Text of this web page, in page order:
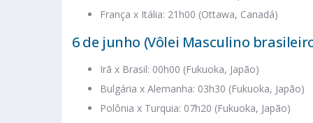
França x Itália: 21h00 (Ottawa, Canadá)
6 de junho (Vôlei Masculino
Irã x Brasil: 00h00 (Fukuoka, Japão)
Bulgária x Alemanha: 03h30 (Fukuoka, Japão)
Polônia x Turquia: 07h20 (Fukuoka, Japão)